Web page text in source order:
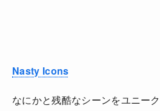
Nasty Icons
なにかと残酷なシーンをユニー